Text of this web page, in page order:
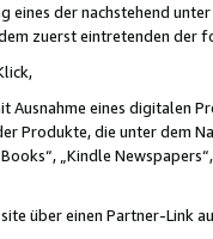
der nachstehend
zuerst eintretenden der
eines digitalen
Produkte, die unter dem
„Kindle
über einen Partner-Link